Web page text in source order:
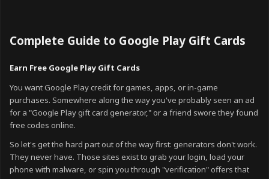
Complete Guide to Google Play Gift Cards
Earn Free Google Play Gift Cards
You want Google Play credit for games, apps, or in-game
purchases. Somewhere along the way you've probably seen an ad
for a "Google Play gift card generator," or a friend swore they found
free codes online.
So let's get the hard part out of the way first: generators don't work.
They never have. Those sites exist to grab your login, load your
phone with malware, or spin you through "verification" offers that